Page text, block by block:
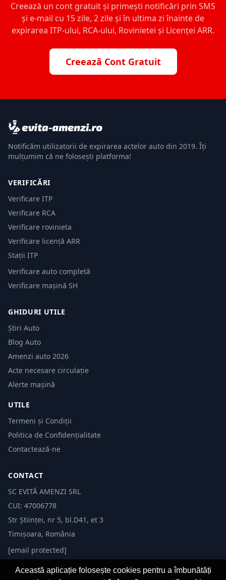
Creează un cont gratuit și primești notificări prin SMS
și e-mail cu 15 zile, 2 zile și în ultima zi înainte de
expirarea ITP-ului, RCA-ului, Rovinietei și Licenței ARR.
Creează Cont Gratuit
Notificăm utilizatorii de expirarea actelor auto din 2019. Îți
mulțumim că ne folosești platforma!
VERIFICĂRI
Verificare ITP
Verificare RCA
Verificare rovinieta
Verificare licență ARR
Stații ITP
Verificare auto completă
Verificare mașină SH
GHIDURI UTILE
Știri Auto
Blog Auto
Amenzi auto 2026
Acte necesare circulație
Alerte mașină
UTILE
Termeni și Condiții
Politica de Confidențialitate
Contactează-ne
CONTACT
SC EVITĂ AMENZI SRL
CUI: 47006778
Str Științei, nr 5, bl.D41, et 3
Timișoara, România
[email protected]
Această aplicație folosește cookies pentru a îmbunătăți